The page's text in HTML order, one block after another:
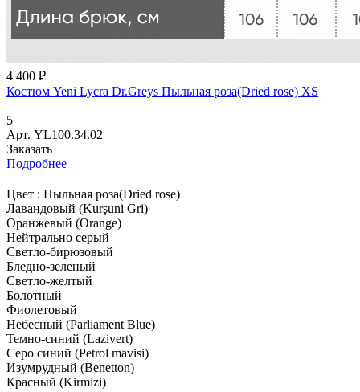
4 400 ₽
Костюм Yeni Lycra Dr.Greys Пыльная роза(Dried rose) XS
5
Арт. YL100.34.02
Заказать
Подробнее
Цвет : Пыльная роза(Dried rose)
Лавандовый (Kurşuni Gri)
Оранжевый (Orange)
Нейтрально серый
Cветло-бирюзовый
Бледно-зеленый
Светло-желтый
Болотный
Фиолетовый
Небесный (Parliament Blue)
Темно-синий (Lazivert)
Серо синий (Petrol mavisi)
Изумрудный (Benetton)
Красный (Kirmizi)